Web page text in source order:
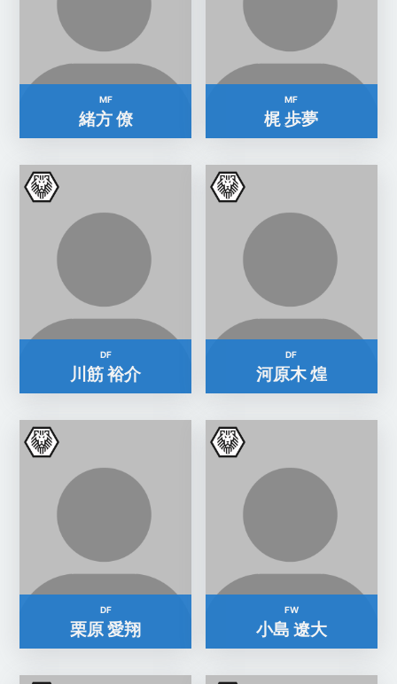
MF
緒方 僚
MF
梶 歩夢
DF
川筋 裕介
DF
河原木 煌
DF
栗原 愛翔
FW
小島 遼大